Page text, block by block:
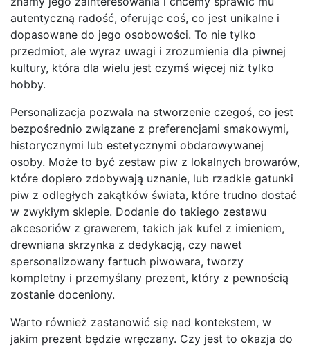
autentyczną radość, oferując coś, co jest unikalne i
dopasowane do jego osobowości. To nie tylko
przedmiot, ale wyraz uwagi i zrozumienia dla piwnej
kultury, która dla wielu jest czymś więcej niż tylko
hobby.
Personalizacja pozwala na stworzenie czegoś, co jest
bezpośrednio związane z preferencjami smakowymi,
historycznymi lub estetycznymi obdarowywanej
osoby. Może to być zestaw piw z lokalnych browarów,
które dopiero zdobywają uznanie, lub rzadkie gatunki
piw z odległych zakątków świata, które trudno dostać
w zwykłym sklepie. Dodanie do takiego zestawu
akcesoriów z grawerem, takich jak kufel z imieniem,
drewniana skrzynka z dedykacją, czy nawet
spersonalizowany fartuch piwowara, tworzy
kompletny i przemyślany prezent, który z pewnością
zostanie doceniony.
Warto również zastanowić się nad kontekstem, w
jakim prezent będzie wręczany. Czy jest to okazja do